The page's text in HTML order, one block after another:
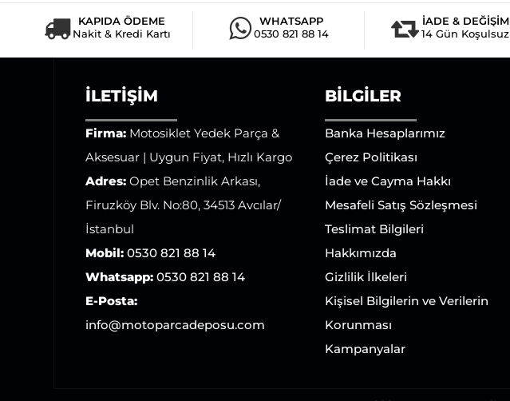
KAPIDA ÖDEME
Nakit & Kredi Kartı
WHATSAPP
0530 821 88 14
İADE & DEĞİŞİM
14 Gün Koşulsuz
İLETIŞIM
Firma: Motosiklet Yedek Parça &
Aksesuar | Uygun Fiyat, Hızlı Kargo
Adres: Opet Benzinlik Arkası,
Firuzköy Blv. No:80, 34513 Avcılar/
İstanbul
Mobil: 0530 821 88 14
Whatsapp: 0530 821 88 14
E-Posta:
info@motoparcadeposu.com
BILGILER
Banka Hesaplarımız
Çerez Politikası
İade ve Cayma Hakkı
Mesafeli Satış Sözleşmesi
Teslimat Bilgileri
Hakkımızda
Gizlilik İlkeleri
Kişisel Bilgilerin ve Verilerin
Korunması
Kampanyalar